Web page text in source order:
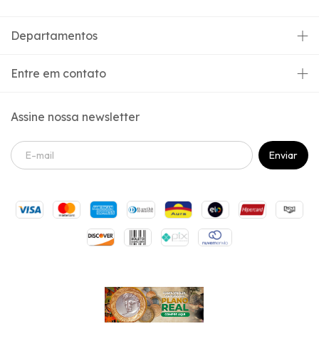
Departamentos
Entre em contato
Assine nossa newsletter